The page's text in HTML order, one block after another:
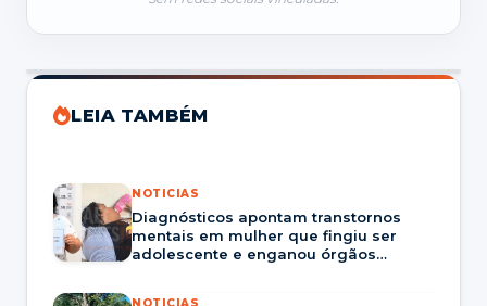
LEIA TAMBÉM
NOTICIAS
Diagnósticos apontam transtornos
mentais em mulher que fingiu ser
adolescente e enganou órgãos